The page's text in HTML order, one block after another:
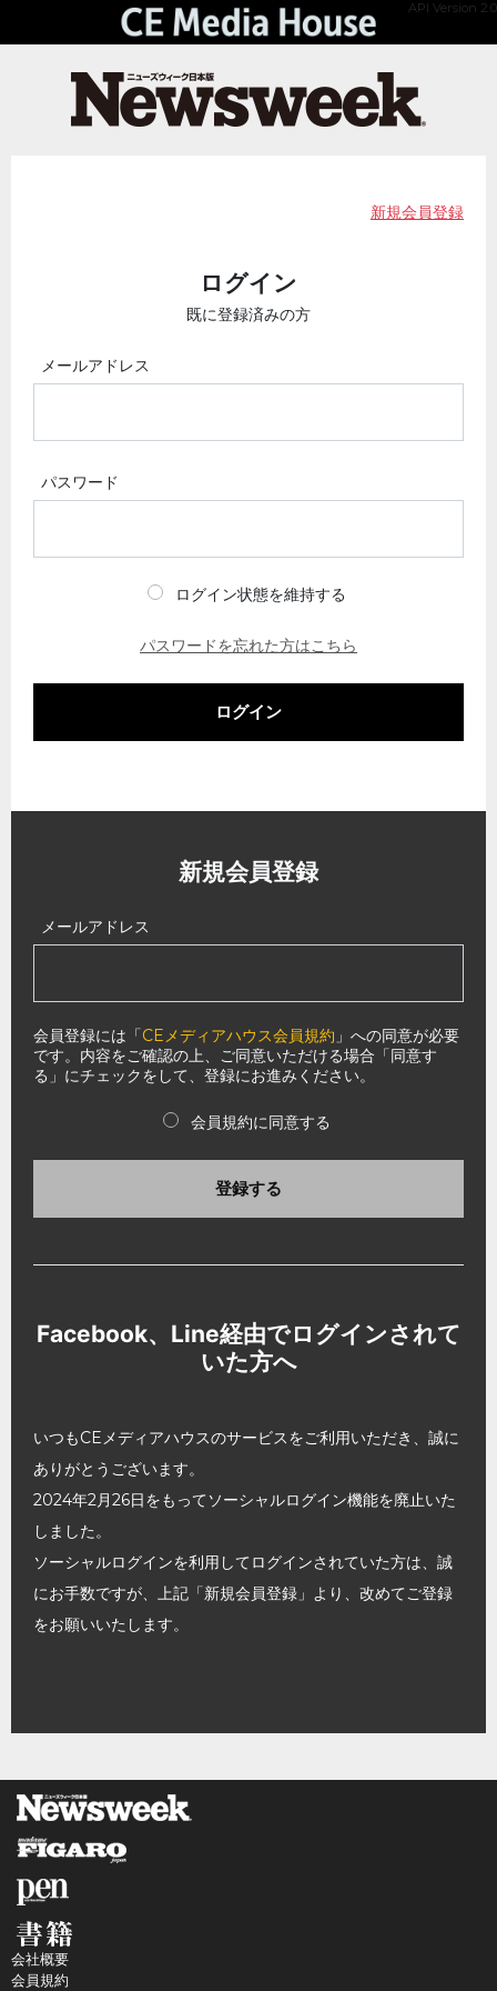
API Version 2.0
新規会員登録
ログイン
既に登録済みの方
メールアドレス
パスワード
ログイン状態を維持する
パスワードを忘れた方はこちら
ログイン
新規会員登録
メールアドレス
会員登録には「CEメディアハウス会員規約 」への同意が必要
です。内容をご確認の上、ご同意いただける場合「同意す
る」にチェックをして、登録にお進みください。
会員規約に同意する
登録する
Facebook、Line経由でログインされて
いた方へ
いつもCEメディアハウスのサービスをご利用いただき、誠に
ありがとうございます。
2024年2月26日をもってソーシャルログイン機能を廃止いた
しました。
ソーシャルログインを利用してログインされていた方は、誠
にお手数ですが、上記「新規会員登録」より、改めてご登録
をお願いいたします。
会社概要
会員規約